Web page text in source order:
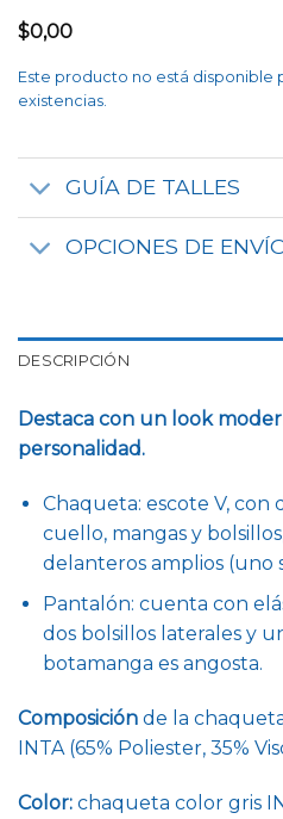
$0,00
Este producto no está disponible
existencias.
GUÍA DE TALLES
OPCIONES DE
DESCRIPCIÓN
Destaca con un look
personalidad.
Chaqueta: escote V,
cuello, mangas y
delanteros amplios (uno
Pantalón: cuenta con
dos bolsillos laterales y
botamanga es angosta.
Composición de la
INTA (65% Poliester, 35%
Color: chaqueta color gris